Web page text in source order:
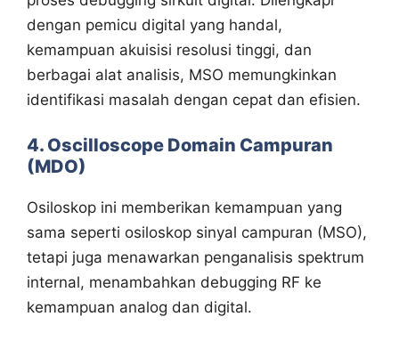
dengan pemicu digital yang handal,
kemampuan akuisisi resolusi tinggi, dan
berbagai alat analisis, MSO memungkinkan
identifikasi masalah dengan cepat dan efisien.
4. Oscilloscope Domain Campuran
(MDO)
Osiloskop ini memberikan kemampuan yang
sama seperti osiloskop sinyal campuran (MSO),
tetapi juga menawarkan penganalisis spektrum
internal, menambahkan debugging RF ke
kemampuan analog dan digital.